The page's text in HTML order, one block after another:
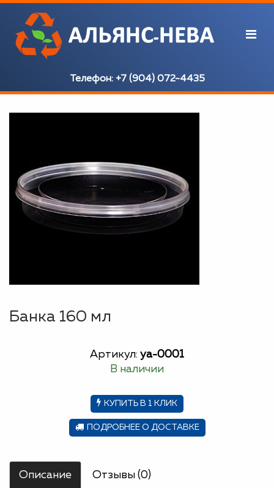
Телефон: +7 (904) 072-4435
Банка 160 мл
Артикул: ya-0001
В наличии
КУПИТЬ В 1 КЛИК
ПОДРОБНЕЕ О ДОСТАВКЕ
Описание Отзывы (0)